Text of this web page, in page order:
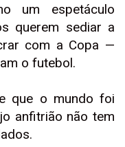
um espetáculo
querem sediar a
com a Copa —
o futebol.
que o mundo foi
anfitrião não tem